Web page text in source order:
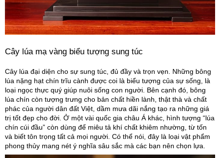
Cây lúa mạ vàng biểu tượng sung túc
Cây lúa đại diện cho sự sung túc, đủ đầy và trọn vẹn. Những bông
lúa nặng hạt chín trĩu cành được coi là biểu tượng của sự sống, là
loại ngọc thực quý giúp nuôi sống con người. Bên cạnh đó, bông
lúa chín còn tượng trưng cho bản chất hiền lành, thật thà và chất
phác của người dân đất Việt, dầm mưa dãi nắng tạo ra những giá
trị tốt đẹp cho đời. Ở một vài quốc gia châu Á khác, hình tượng “lúa
chín cúi đầu” còn dùng để miêu tả khí chất khiêm nhường, từ tốn
và biết tôn trọng tất cả mọi người. Có thể nói, đây là loại vật phẩm
phong thủy mang nét ý nghĩa sâu sắc mà các bạn nên chọn lựa.